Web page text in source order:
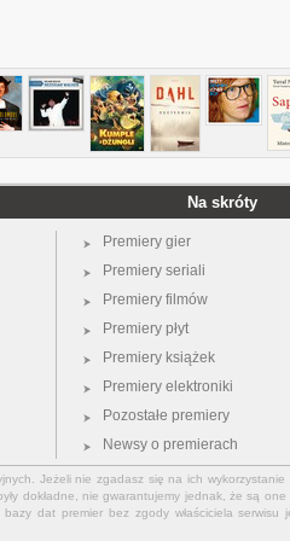
Na skróty
Premiery gier
Premiery seriali
Premiery filmów
Premiery płyt
Premiery książek
Premiery elektroniki
Pozostałe premiery
Newsy o premierach
Jeżeli nie zgadasz się na ich
dokładne, nie gwarantujemy jednak, że są one
dat premier bez zgody właściciela serwisu